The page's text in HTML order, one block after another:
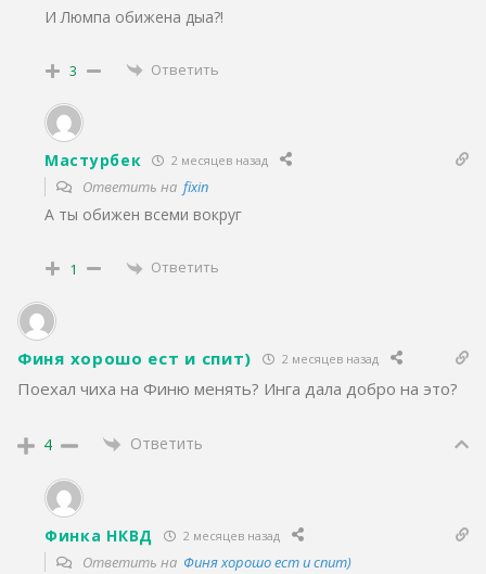
И Люмпа обижена дыа?!
3 Ответить
Мастурбек 2 месяцев назад
Ответить на fixin
А ты обижен всеми вокруг
1 Ответить
Финя хорошо ест и спит) 2 месяцев назад
Поехал чиха на Финю менять? Инга дала добро на это?
4 Ответить
Финка НКВД 2 месяцев назад
Ответить на Финя хорошо ест и спит)